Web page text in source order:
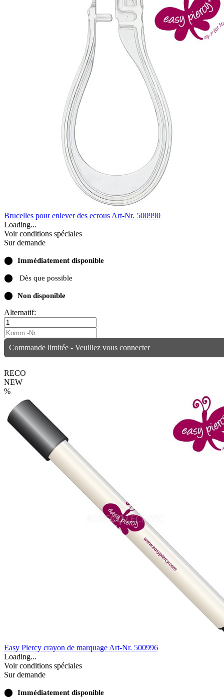
Brucelles pour enlever des ecrous Art-Nr. 500990
Loading...
Voir conditions spéciales
Sur demande
⬤ Immédiatement disponible
⬤ Dès que possible
⬤ Non disponible
Alternatif:
Commande limitée - Veuillez vous connecter
RECO
NEW
%
Easy Piercy crayon de marquage Art-Nr. 500996
Loading...
Voir conditions spéciales
Sur demande
⬤ Immédiatement disponible